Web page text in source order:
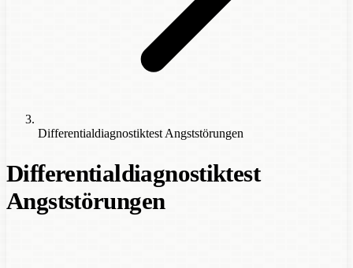
Differentialdiagnostiktest Angststörungen
Differentialdiagnostiktest
Angststörungen